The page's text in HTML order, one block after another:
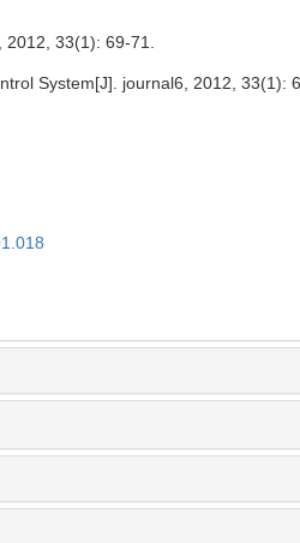
33(1): 69-71.
System[J]. journal6, 2012, 33(1):